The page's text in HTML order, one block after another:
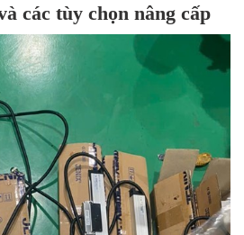
các tùy chọn nâng cấp